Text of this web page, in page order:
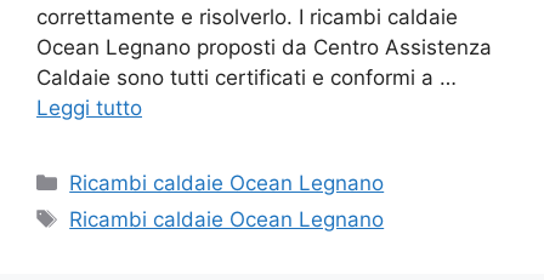
correttamente e risolverlo. I ricambi caldaie
Ocean Legnano proposti da Centro Assistenza
Caldaie sono tutti certificati e conformi a …
Leggi tutto
Categorie
Ricambi caldaie Ocean Legnano
Tag
Ricambi caldaie Ocean Legnano